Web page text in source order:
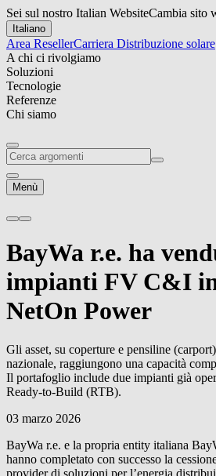
Sei sul nostro Italian WebsiteCambia sito
Italiano
Area ResellerCarriera Distribuzione solare
A chi ci rivolgiamo
Soluzioni
Tecnologie
Referenze
Chi siamo
Menù
BayWa r.e. ha
impianti FV C&I
NetOn Power
Gli asset, su coperture e pensiline
nazionale, raggiungono una capacità
Il portafoglio include due impianti già
Ready-to-Build (RTB).
03 marzo 2026
BayWa r.e. e la propria entity italiana
hanno completato con successo la
provider di soluzioni per l’energia